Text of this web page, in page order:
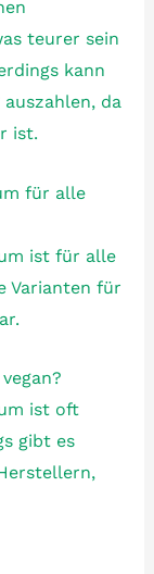
teurer sein
kann
da
ist.
für alle
ist für alle
Varianten für
ist oft
gibt es